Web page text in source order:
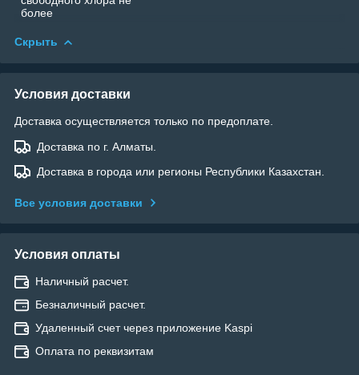
более
Скрыть
Условия доставки
Доставка осуществляется только по предоплате.
Доставка по г. Алматы.
Доставка в города или регионы Республики Казахстан.
Все условия доставки
Условия оплаты
Наличный расчет.
Безналичный расчет.
Удаленный счет через приложение Kaspi
Оплата по реквизитам